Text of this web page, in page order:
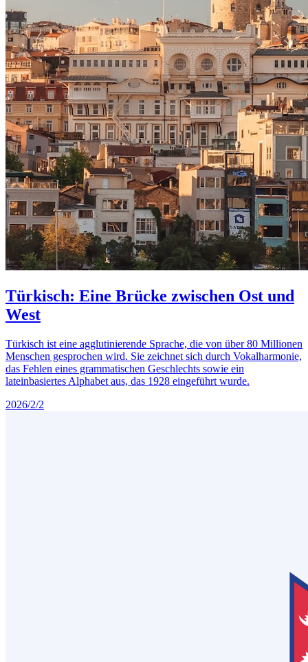
Türkisch: Eine Brücke zwischen Ost und
West
Türkisch ist eine agglutinierende Sprache, die von über 80 Millionen
Menschen gesprochen wird. Sie zeichnet sich durch Vokalharmonie,
das Fehlen eines grammatischen Geschlechts sowie ein
lateinbasiertes Alphabet aus, das 1928 eingeführt wurde.
2026/2/2